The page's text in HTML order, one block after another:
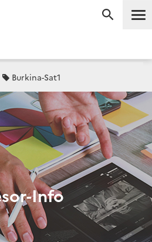
Burkina-Sat1
Info